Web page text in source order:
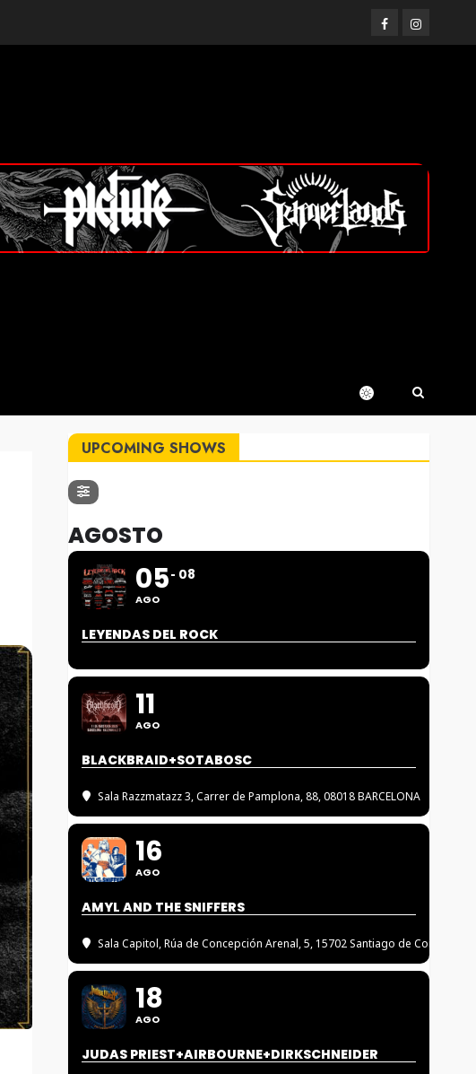
FacebookInstagram
UPCOMING SHOWS
AGOSTO
05
AGO
08
LEYENDAS DEL ROCK
11
AGO
BLACKBRAID+SOTABOSC
Sala Razzmatazz 3, Carrer de Pamplona, 88, 08018 BARCELONA
16
AGO
AMYL AND THE SNIFFERS
Sala Capitol, Rúa de Concepción Arenal, 5, 15702 Santiago de
18
AGO
JUDAS PRIEST+AIRBOURNE+DIRKSCHNEIDER